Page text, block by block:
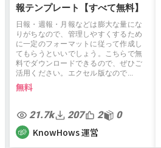
報テンプレート【すべて無料】
日報・週報・月報などは膨大な量にな
りがちなので、管理しやすくするため
に一定のフォーマットに従って作成し
てもらうといいでしょう。こちらで無
料でダウンロードできるので、ぜひご
活用ください。エクセル版なので...
無料
21.7k 207 2 0
KnowHows 運営